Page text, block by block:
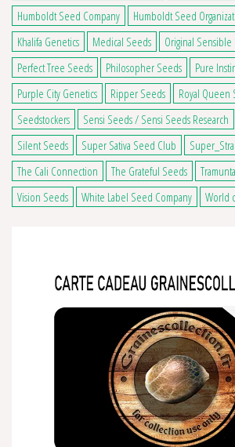
Humboldt Seed Company
Humboldt Seed
Khalifa Genetics
Medical Seeds Original Sensible
Perfect Tree Seeds
Philosopher Seeds
Pure
Purple City Genetics
Ripper Seeds Royal Queen
Seedstockers
Sensi Seeds / Sensi Seeds Research
Silent Seeds
Super Sativa Seed Club
The Cali Connection
The Grateful Seeds
Vision Seeds
White Label Seed Company World